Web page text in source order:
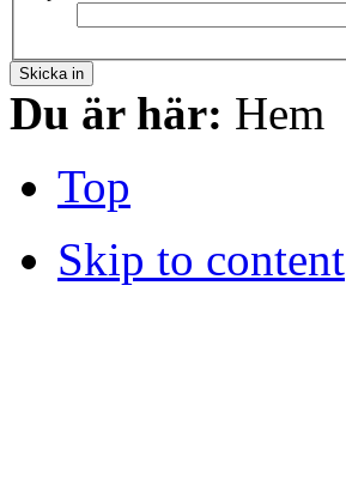
Skicka in
Du är här: Hem
Top
Skip to content